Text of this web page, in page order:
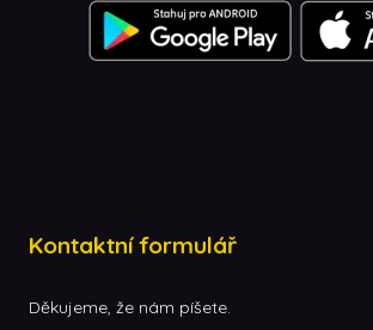
Kontaktní formulář
Děkujeme, že nám píšete.